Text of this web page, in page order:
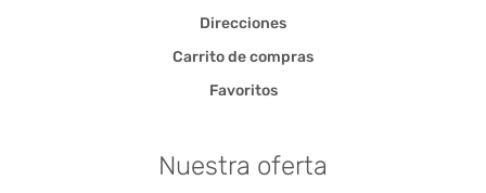
Direcciones
Carrito de compras
Favoritos
Nuestra oferta